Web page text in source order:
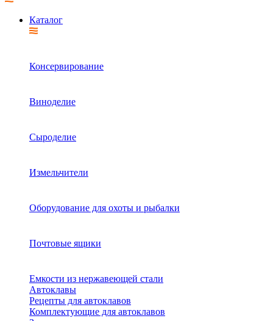
Каталог
Консервирование
Виноделие
Сыроделие
Измельчители
Оборудование для охоты и рыбалки
Почтовые ящики
Емкости из нержавеющей стали
Автоклавы
Рецепты для автоклавов
Комплектующие для автоклавов